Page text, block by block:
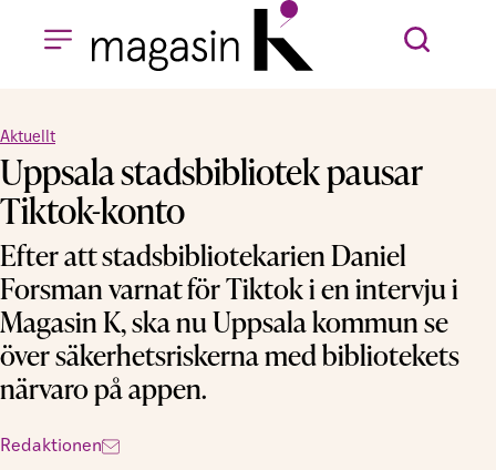
Aktuellt
Uppsala stadsbibliotek pausar
Tiktok-konto
Efter att stadsbibliotekarien Daniel
Forsman varnat för Tiktok i en intervju i
Magasin K, ska nu Uppsala kommun se
över säkerhetsriskerna med bibliotekets
närvaro på appen.
Redaktionen